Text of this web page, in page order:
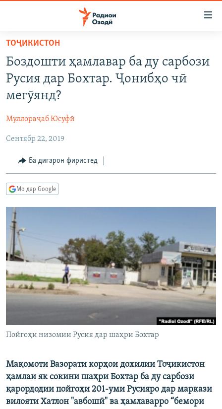
Ҷаҳиш
мояи
аслӣ
Ҷаҳиш
ба
феҳристи
аслӣ
Ҷаҳиш
ҷустор
ҚАЗИЯИ "КРОКУС"
ОСИЁИ МАРКАЗӢ
ФАРҲАНГ
ВАРЗИШ
ГАПИ ОЗОД
РӮЗГОРИ МУҲОҶИР
ТАҲҚИҚОТ
ҶАНГ ДАР УКРАИНА
НАЗАРИ МАРДУМ
ОЗОДӢ ОНЛАЙН
ВИДЕО
ГУЗОРИШҲОИ РАДИОӢ
РӮЙХАТҲО
КИТОБҲОИ ОЗОДӢ
Русский
ПАЙГИРӢ КУНЕД
Ҳамаи сомонаҳои RFE/RL
ТОҶИКИСТОН
Боздошти ҳамлавар ба ду сарбози
Русия дар Бохтар. Ҷонибҳо чӣ
мегӯянд?
Муллораҷаб Юсуфӣ
Сентябр 22, 2019
Ба дигарон фиристед
Мо дар Google
Пойгоҳи низомии Русия дар шаҳри Бохтар
Мақомоти Вазорати корҳои дохилии Тоҷикистон
ҳамлаи як сокини шаҳри Бохтар ба ду сарбози
қарордодии пойгоҳи 201-уми Русияро дар маркази
вилояти Хатлон "авбошӣ" ва ҳамлаварро “бемори